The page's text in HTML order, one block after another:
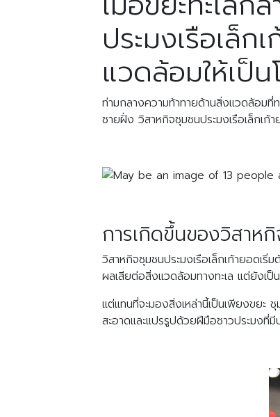
ประมงเรือเล็
แวดล้อมให้เป็น
ท่ามกลางความท้าทายด้านสิ่งแวดล้อม
ชายฝั่ง วิสาหกิจชุมชนประมงเรือเล็กเก้
การเกิดขึ้นของวิสาห
วิสาหกิจชุมชนประมงเรือเล็กเก้ายอดเ
ผลเสียต่อสิ่งแวดล้อมทางทะเล แต่ยังเป็
แต่แทนที่จะมองสิ่งเหล่านี้เป็นเพียงขยะ
สะอาดและแปรรูปด้วยฝีมือชาวประมงที่